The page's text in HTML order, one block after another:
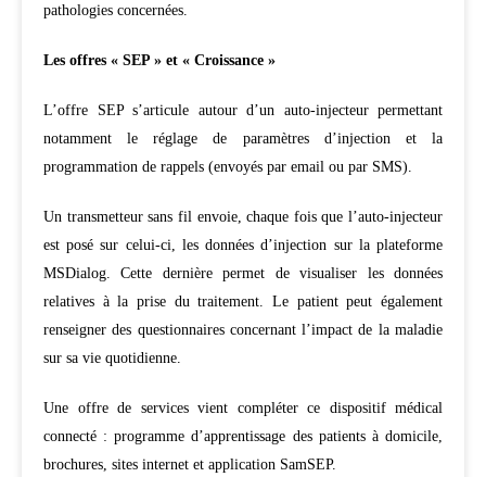
pathologies concernées.
Les offres « SEP » et « Croissance »
L’offre SEP s’articule autour d’un auto-injecteur permettant
notamment le réglage de paramètres d’injection et la
programmation de rappels (envoyés par email ou par SMS).
Un transmetteur sans fil envoie, chaque fois que l’auto-injecteur
est posé sur celui-ci, les données d’injection sur la plateforme
MSDialog. Cette dernière permet de visualiser les données
relatives à la prise du traitement. Le patient peut également
renseigner des questionnaires concernant l’impact de la maladie
sur sa vie quotidienne.
Une offre de services vient compléter ce dispositif médical
connecté : programme d’apprentissage des patients à domicile,
brochures, sites internet et application SamSEP.